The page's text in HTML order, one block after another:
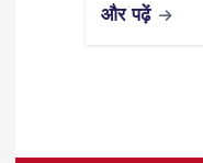
और पढ़ें